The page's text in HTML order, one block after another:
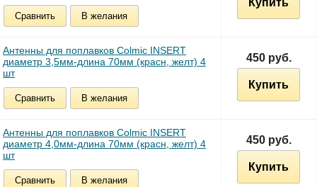
Сравнить В желания
Антенны для поплавков Colmic INSERT
диаметр 3,5мм-длина 70мм (красн, желт) 4
шт
Сравнить В желания
450 руб.
Купить
Антенны для поплавков Colmic INSERT
диаметр 4,0мм-длина 70мм (красн, желт) 4
шт
Сравнить В желания
450 руб.
Купить